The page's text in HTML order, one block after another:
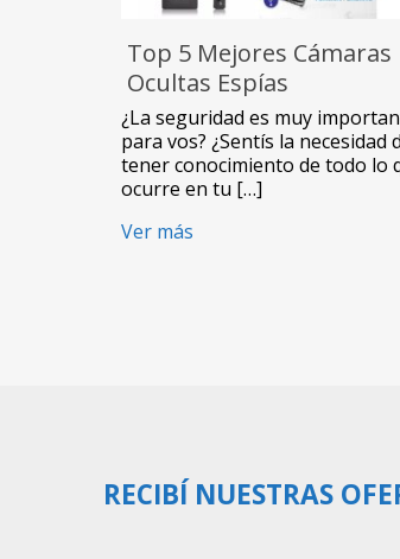
Top 5 Mejores Cámaras
Ocultas Espías
¿La seguridad es muy
para vos? ¿Sentís la necesidad
tener conocimiento de todo lo
ocurre en tu […]
Ver más
RECIBÍ NUESTRAS